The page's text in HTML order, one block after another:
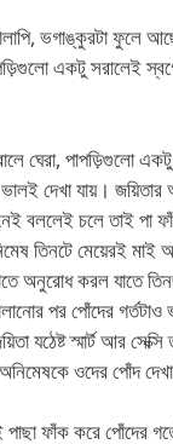
ভগাঙ্কুরটা ফুলে
একটু সরালেই
ঘেরা, পাপড়িগুলো
দেখা যায়।
বললেই চলে তাই পা
তিনটে মেয়েরই
অনুরোধ করল যাতে
পর পোঁদের গর্তটাও
যঠেষ্ট স্মার্ট আর সেক্সি
ওদের পোঁদ
ফাঁক করে পোঁদের